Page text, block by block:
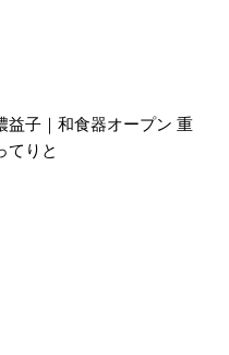
益子｜和食器オープン 重
てりと